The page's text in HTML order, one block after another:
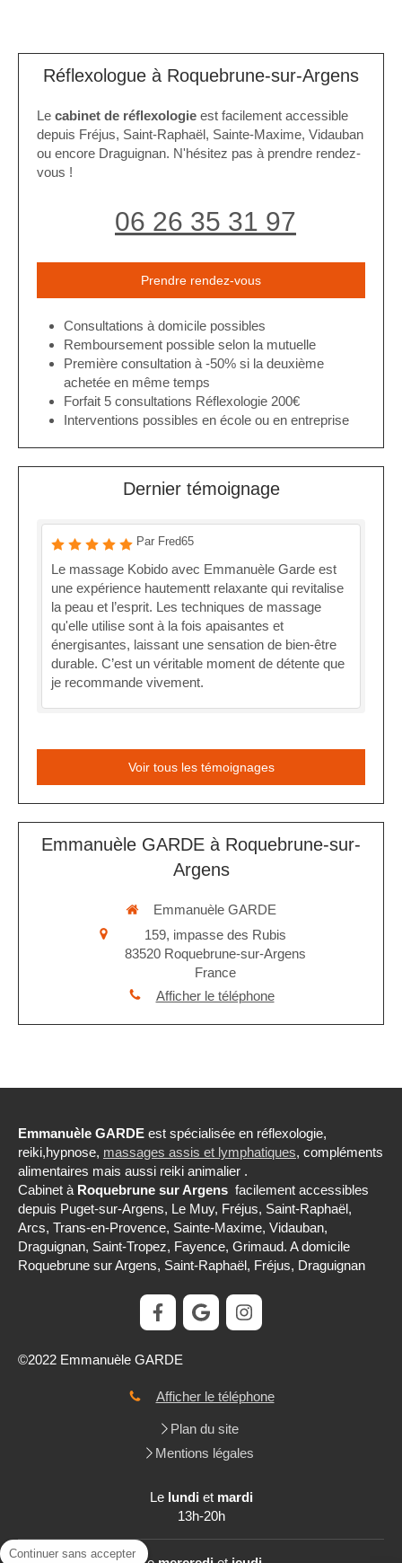
Réflexologue à Roquebrune-sur-Argens
Le cabinet de réflexologie est facilement accessible
depuis Fréjus, Saint-Raphaël, Sainte-Maxime, Vidauban
ou encore Draguignan. N'hésitez pas à prendre rendez-
vous !
06 26 35 31 97
Prendre rendez-vous
Consultations à domicile possibles
Remboursement possible selon la mutuelle
Première consultation à -50% si la deuxième
achetée en même temps
Forfait 5 consultations Réflexologie 200€
Interventions possibles en école ou en entreprise
Dernier témoignage
Par Fred65
Le massage Kobido avec Emmanuèle Garde est
une expérience hautementt relaxante qui revitalise
la peau et l’esprit. Les techniques de massage
qu'elle utilise sont à la fois apaisantes et
énergisantes, laissant une sensation de bien-être
durable. C’est un véritable moment de détente que
je recommande vivement.
Voir tous les témoignages
Emmanuèle GARDE à Roquebrune-sur-
Argens
Emmanuèle GARDE
159, impasse des Rubis
83520 Roquebrune-sur-Argens
France
Afficher le téléphone
Emmanuèle GARDE est spécialisée en réflexologie,
reiki,hypnose, massages assis et lymphatiques, compléments
alimentaires mais aussi reiki animalier .
Cabinet à Roquebrune sur Argens facilement accessibles
depuis Puget-sur-Argens, Le Muy, Fréjus, Saint-Raphaël,
Arcs, Trans-en-Provence, Sainte-Maxime, Vidauban,
Draguignan, Saint-Tropez, Fayence, Grimaud. A domicile
Roquebrune sur Argens, Saint-Raphaël, Fréjus, Draguignan
©2022 Emmanuèle GARDE
Afficher le téléphone
Plan du site
Mentions légales
Le lundi et mardi
13h-20h
Continuer sans accepter